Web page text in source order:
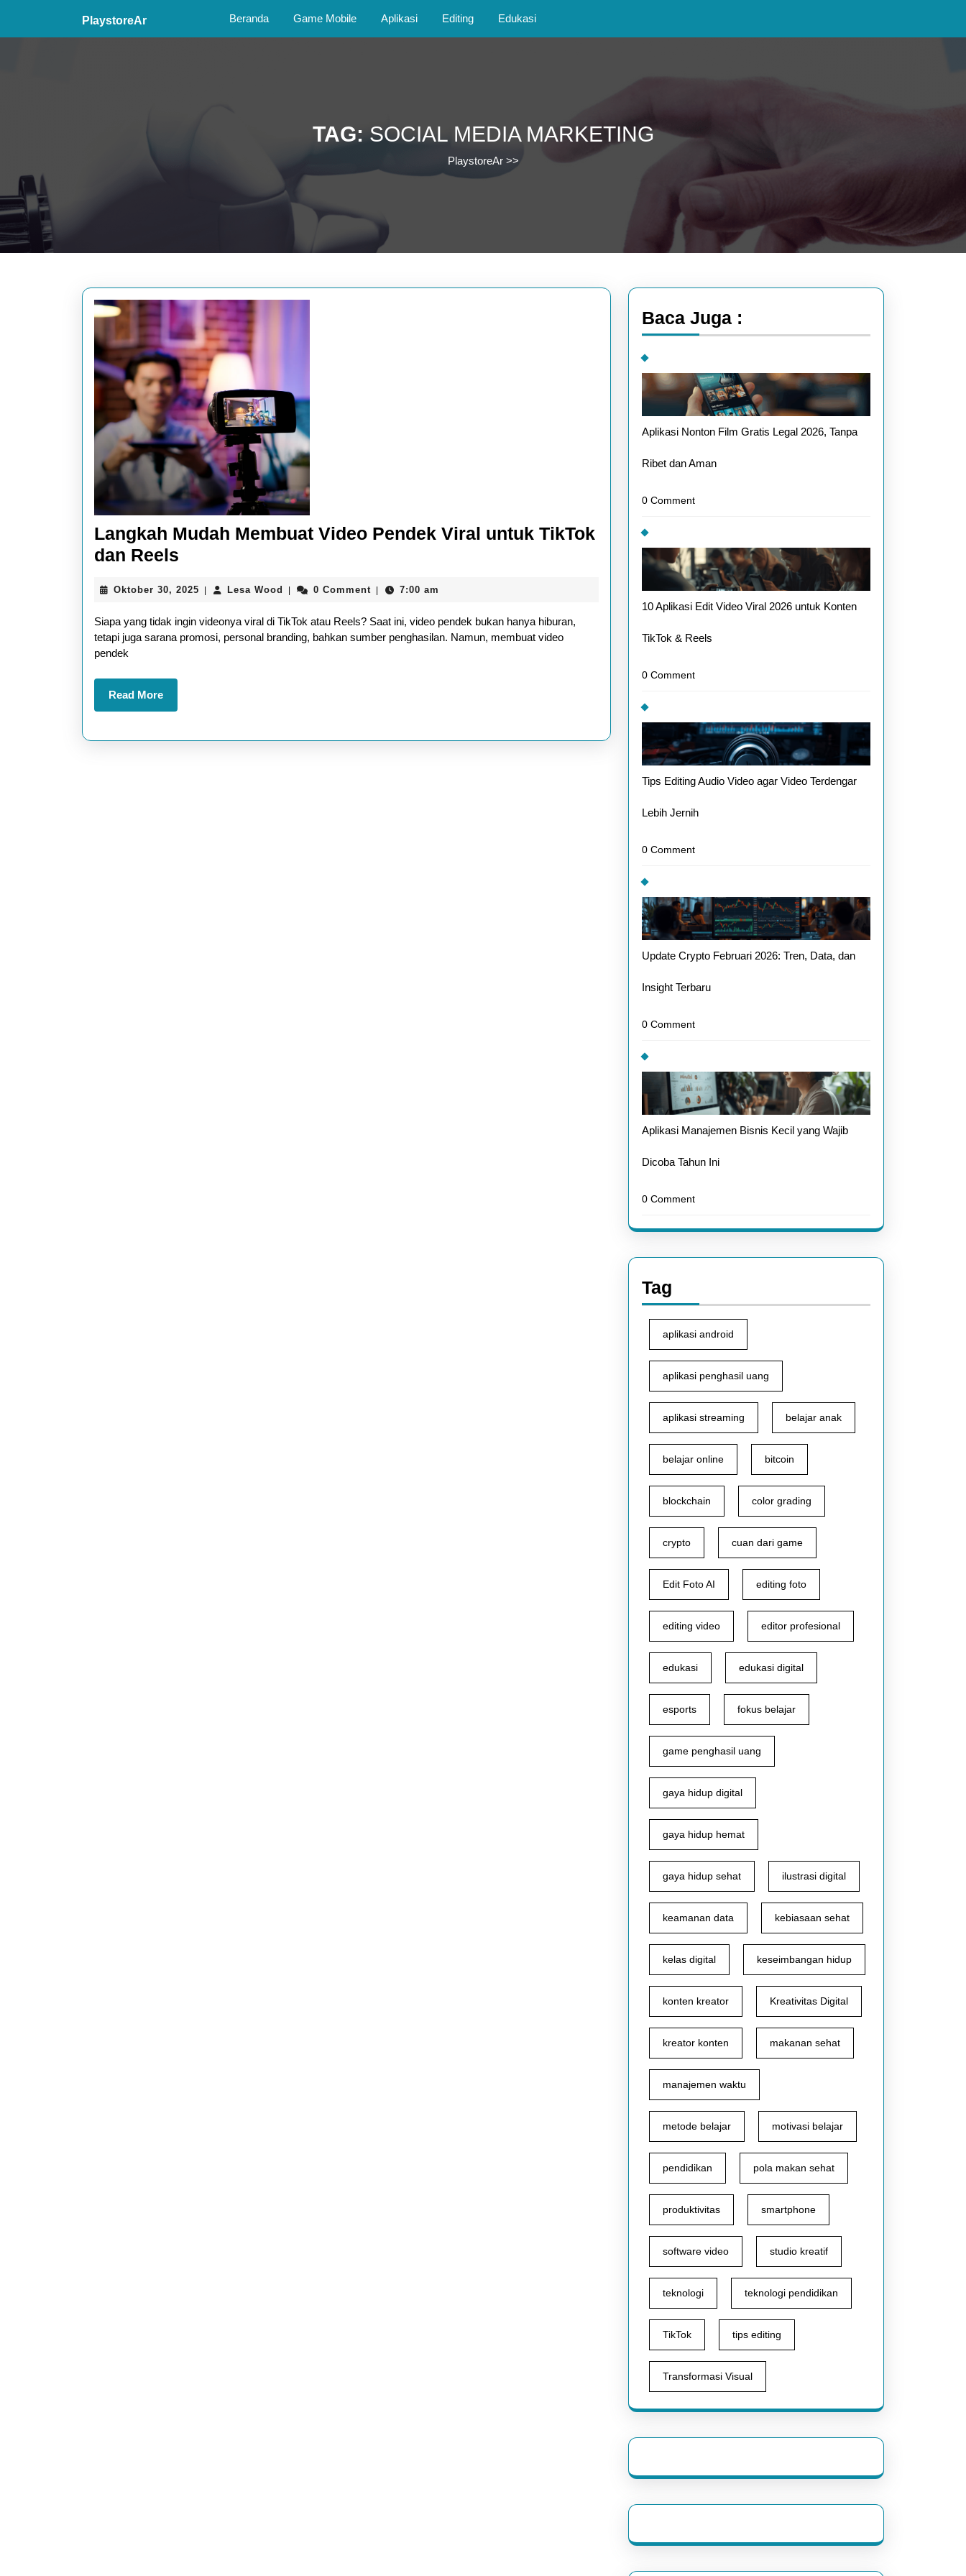
content
PlaystoreAr Beranda Game Mobile Aplikasi Editing Edukasi
TAG:SOCIAL MEDIA MARKETING
PlaystoreAr>>
Langkah Mudah Membuat Video Pendek Viral untuk TikTok
dan Reels
Membuat
Video
Pendek
Oktober 30, 2025 Oktober
2025
Lesa Wood
Lesa
0 Comment 7:00 am
Siapa yang tidak ingin videonya viral di TikTok atau Reels? Saat ini, video pendek bukan hanya hiburan,
tetapi juga sarana promosi, personal branding, bahkan sumber penghasilan. Namun, membuat video
pendek
Read MoreRead
More
Baca Juga :
Aplikasi Nonton Film Gratis Legal 2026, Tanpa
Ribet dan Aman
0 Comment
10 Aplikasi Edit Video Viral 2026 untuk Konten
TikTok & Reels
0 Comment
Tips Editing Audio Video agar Video Terdengar
Lebih Jernih
0 Comment
Update Crypto Februari 2026: Tren, Data, dan
Insight Terbaru
0 Comment
Aplikasi Manajemen Bisnis Kecil yang Wajib
Dicoba Tahun Ini
0 Comment
Tag
aplikasi android
aplikasi penghasil uang
aplikasi streaming belajar anak
belajar online bitcoin
blockchain color grading
crypto cuan dari game
Edit Foto AI editing foto
editing video editor profesional
edukasi edukasi digital
esports fokus belajar
game penghasil uang
gaya hidup digital
gaya hidup hemat
gaya hidup sehat ilustrasi digital
keamanan data kebiasaan sehat
kelas digital keseimbangan hidup
konten kreator Kreativitas Digital
kreator konten makanan sehat
manajemen waktu
metode belajar motivasi belajar
pendidikan pola makan sehat
produktivitas smartphone
software video studio kreatif
teknologi teknologi pendidikan
TikTok tips editing
Transformasi Visual